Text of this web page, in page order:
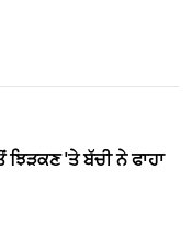
'ਤੇ ਬੱਚੀ ਨੇ ਫਾਹਾ